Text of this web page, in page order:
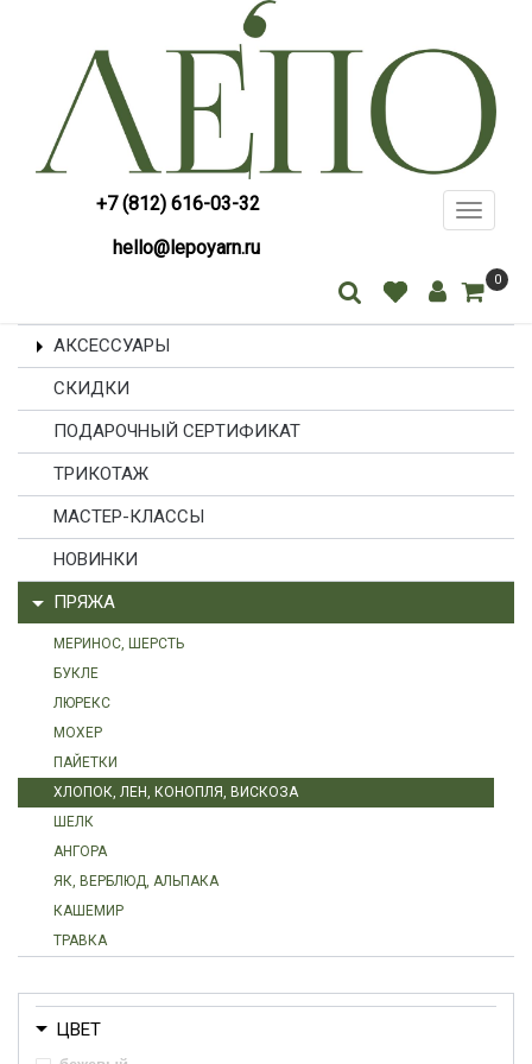
+7 (812) 616-03-32
hello@lepoyarn.ru
Toggle
0
АКСЕССУАРЫ
СКИДКИ
ПОДАРОЧНЫЙ СЕРТИФИКАТ
ТРИКОТАЖ
МАСТЕР-КЛАССЫ
НОВИНКИ
ПРЯЖА
МЕРИНОС, ШЕРСТЬ
БУКЛЕ
ЛЮРЕКС
МОХЕР
ПАЙЕТКИ
ХЛОПОК, ЛЕН, КОНОПЛЯ, ВИСКОЗА
ШЕЛК
АНГОРА
ЯК, ВЕРБЛЮД, АЛЬПАКА
КАШЕМИР
ТРАВКА
ЦВЕТ